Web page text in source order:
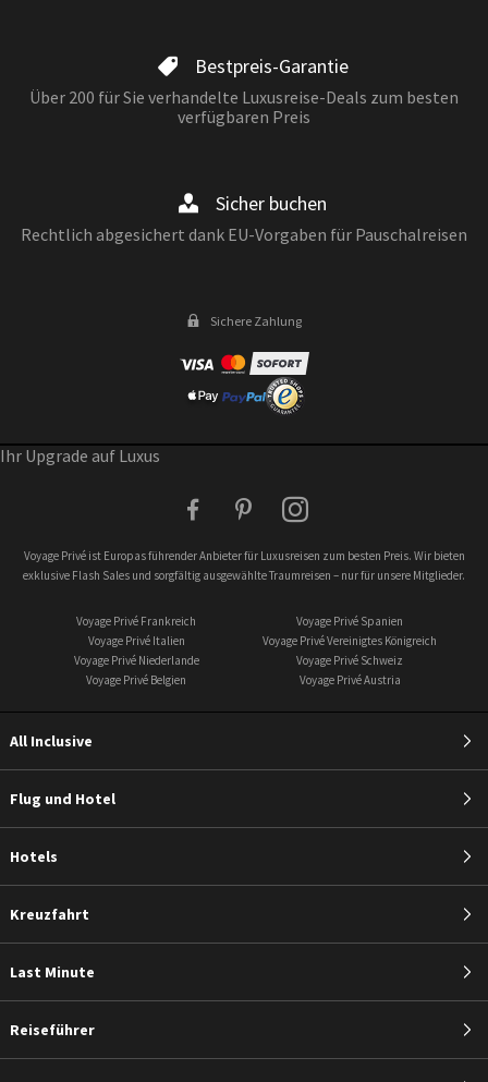
Bestpreis-Garantie
Über 200 für Sie verhandelte Luxusreise-Deals zum besten
verfügbaren Preis
Sicher buchen
Rechtlich abgesichert dank EU-Vorgaben für Pauschalreisen
Sichere Zahlung
Ihr Upgrade auf Luxus
Voyage Privé ist Europas führender Anbieter für Luxusreisen zum besten Preis. Wir bieten
exklusive Flash Sales und sorgfältig ausgewählte Traumreisen – nur für unsere Mitglieder.
Voyage Privé Frankreich
Voyage Privé Spanien
Voyage Privé Italien
Voyage Privé Vereinigtes Königreich
Voyage Privé Niederlande
Voyage Privé Schweiz
Voyage Privé Belgien
Voyage Privé Austria
All Inclusive
Flug und Hotel
Hotels
Kreuzfahrt
Last Minute
Reiseführer